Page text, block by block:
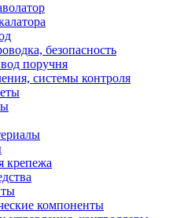
безопасность
поручня
системы контроля
крепежа
компоненты